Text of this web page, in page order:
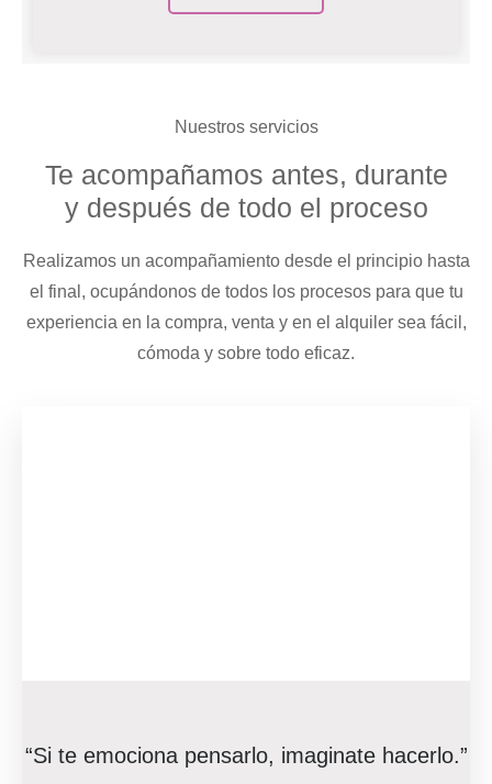
Nuestros servicios
Te acompañamos antes, durante
y después de todo el proceso
Realizamos un acompañamiento desde el principio hasta
el final, ocupándonos de todos los procesos para que tu
experiencia en la compra, venta y en el alquiler sea fácil,
cómoda y sobre todo eficaz.
“Si te emociona pensarlo, imaginate hacerlo.”